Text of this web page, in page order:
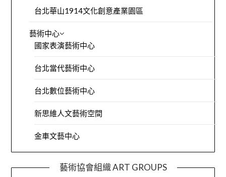
台北華山1914文化創意產業園區
藝術中心
國家表演藝術中心
台北當代藝術中心
台北數位藝術中心
新思維人文藝術空間
金車文藝中心
藝術協會組織 ART GROUPS